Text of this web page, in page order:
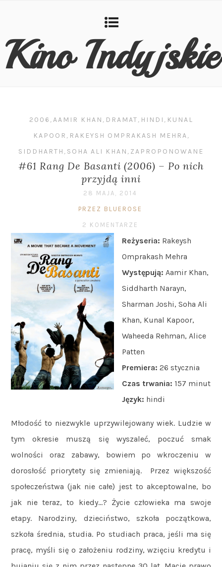
Kino Indyjskie
2006 ,AAMIR KHAN , DRAMAT, HINDI , KUNAL
KAPOOR , RAKEYSH OMPRAKASH MEHRA,
SIDDHARTH , SOHA ALI KHAN , ZAPROPONOWANE
#61 Rang De Basanti (2006) – Po nich
przyjdą inni
28 MAJA, 2014
PRZEZ BLUEROSE
2 KOMENTARZE
Reżyseria: Rakeysh
Omprakash Mehra
Występują:Aamir Khan,
Siddharth Narayn,
Sharman Joshi, Soha Ali
Khan, Kunal Kapoor,
Waheeda Rehman, Alice
Patten
Premiera: 26 stycznia
Czas trwania: 157 minut
Język: hindi
Młodość to niezwykle uprzywilejowany wiek. Ludzie w
tym okresie muszą się wyszaleć, poczuć smak
wolności oraz zabawy, bowiem po wkroczeniu w
dorosłość priorytety się zmieniają. Przez większość
społeczeństwa (jak nie całe) jest to akceptowalne, bo
jak nie teraz, to kiedy…? Życie człowieka ma swoje
etapy. Narodziny, dzieciństwo, szkoła początkowa,
szkoła średnia, studia. Po studiach praca, jeśli ma się
pracę, myśli się o założeniu rodziny, wzięciu kredytu i